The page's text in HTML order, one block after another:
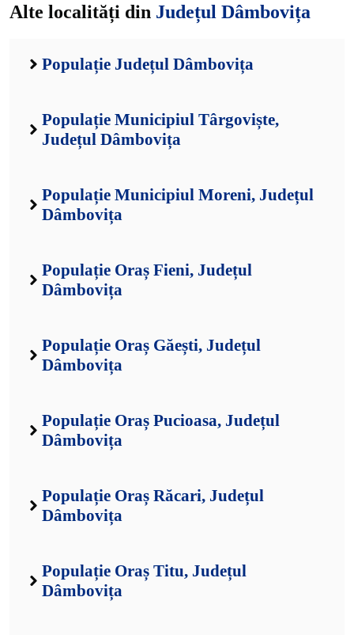
Alte localități din Județul Dâmbovița
Populație Județul Dâmbovița
Populație Municipiul Târgoviște,
Județul Dâmbovița
Populație Municipiul Moreni, Județul
Dâmbovița
Populație Oraș Fieni, Județul
Dâmbovița
Populație Oraș Găești, Județul
Dâmbovița
Populație Oraș Pucioasa, Județul
Dâmbovița
Populație Oraș Răcari, Județul
Dâmbovița
Populație Oraș Titu, Județul
Dâmbovița